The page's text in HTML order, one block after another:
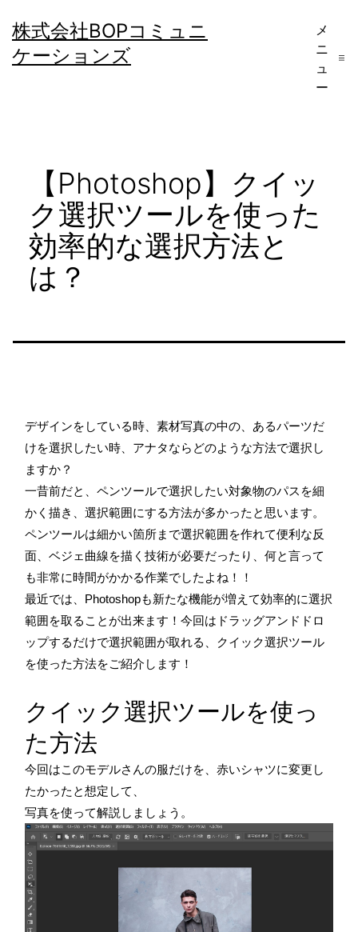
ン
テ
株式会社BOPコミュニ
ケーションズ
メ
ニ
ュ
ー
【Photoshop】クイッ
ク選択ツールを使った
効率的な選択方法と
は？
デザインをしている時、素材写真の中の、あるパーツだ
けを選択したい時、アナタならどのような方法で選択し
ますか？
一昔前だと、ペンツールで選択したい対象物のパスを細
かく描き、選択範囲にする方法が多かったと思います。
ペンツールは細かい箇所まで選択範囲を作れて便利な反
面、ベジェ曲線を描く技術が必要だったり、何と言って
も非常に時間がかかる作業でしたよね！！
最近では、Photoshopも新たな機能が増えて効率的に選択
範囲を取ることが出来ます！今回はドラッグアンドドロ
ップするだけで選択範囲が取れる、クイック選択ツール
を使った方法をご紹介します！
クイック選択ツールを使っ
た方法
今回はこのモデルさんの服だけを、赤いシャツに変更し
たかったと想定して、
写真を使って解説しましょう。